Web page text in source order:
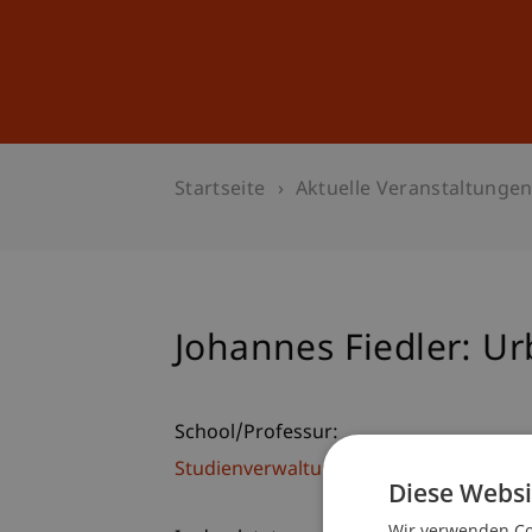
Startseite Aktuelle Veranstaltungen
Johannes Fiedler:
School/Professur:
Studienverwaltung
Diese